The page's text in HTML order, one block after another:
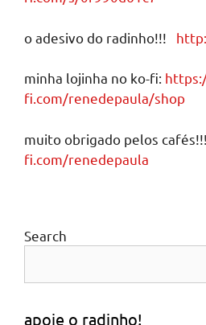
o adesivo do radinho!!!
minha lojinha no ko-fi:
fi.com/renedepaula/shop
muito obrigado pelos cafés!!!
fi.com/renedepaula
Search
apoie o radinho!